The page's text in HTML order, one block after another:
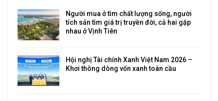
Người mua ở tìm chất lượng sống, người
tích sản tìm giá trị truyền đời, cả hai gặp
nhau ở Vịnh Tiên
Hội nghị Tài chính Xanh Việt Nam 2026 –
Khơi thông dòng vốn xanh toàn cầu